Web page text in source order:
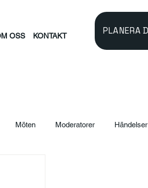
OSS KONTAKT
Möten Moderatorer Händelser